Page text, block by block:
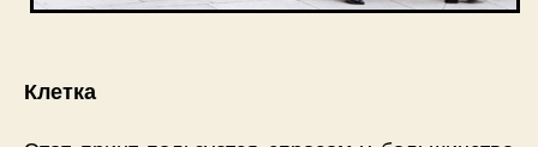
Клетка